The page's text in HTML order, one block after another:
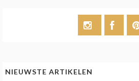
NIEUWSTE ARTIKELEN